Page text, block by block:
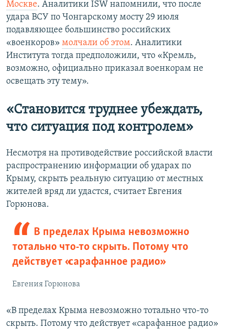
Москве. Аналитики ISW напомнили, что после
удара ВСУ по Чонгарскому мосту 29 июля
подавляющее большинство российских
«военкоров» молчали об этом. Аналитики
Института тогда предположили, что «Кремль,
возможно, официально приказал военкорам не
освещать эту тему».
«Становится труднее убеждать,
что ситуация под контролем»
Несмотря на противодействие российской власти
распространению информации об ударах по
Крыму, скрыть реальную ситуацию от местных
жителей вряд ли удастся, считает Евгения
Горюнова.
В пределах Крыма невозможно
тотально что-то скрыть. Потому что
действует «сарафанное радио»
Евгения Горюнова
«В пределах Крыма невозможно тотально что-то
скрыть. Потому что действует «сарафанное радио»